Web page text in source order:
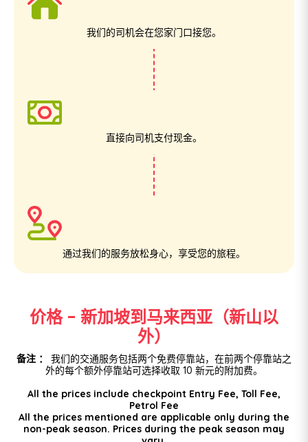
我们的司机会在您家门口接您。
直接向司机支付现金。
通过我们的服务放松身心，享受您的旅程。
价格 - 新加坡到马来西亚（新山以
外）
备注 ：
我们的交通服务包括两个免费停靠站，在前两个停靠站之
外的每个额外停靠站可选择收取 10 新元的附加费。
All the prices include checkpoint Entry Fee, Toll Fee,
Petrol Fee
All the prices mentioned are applicable only during the
non-peak season. Prices during the peak season may